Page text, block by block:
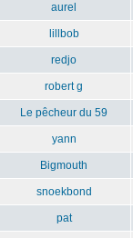
aurel
lillbob
redjo
robert g
Le pêcheur du 59
yann
Bigmouth
snoekbond
pat